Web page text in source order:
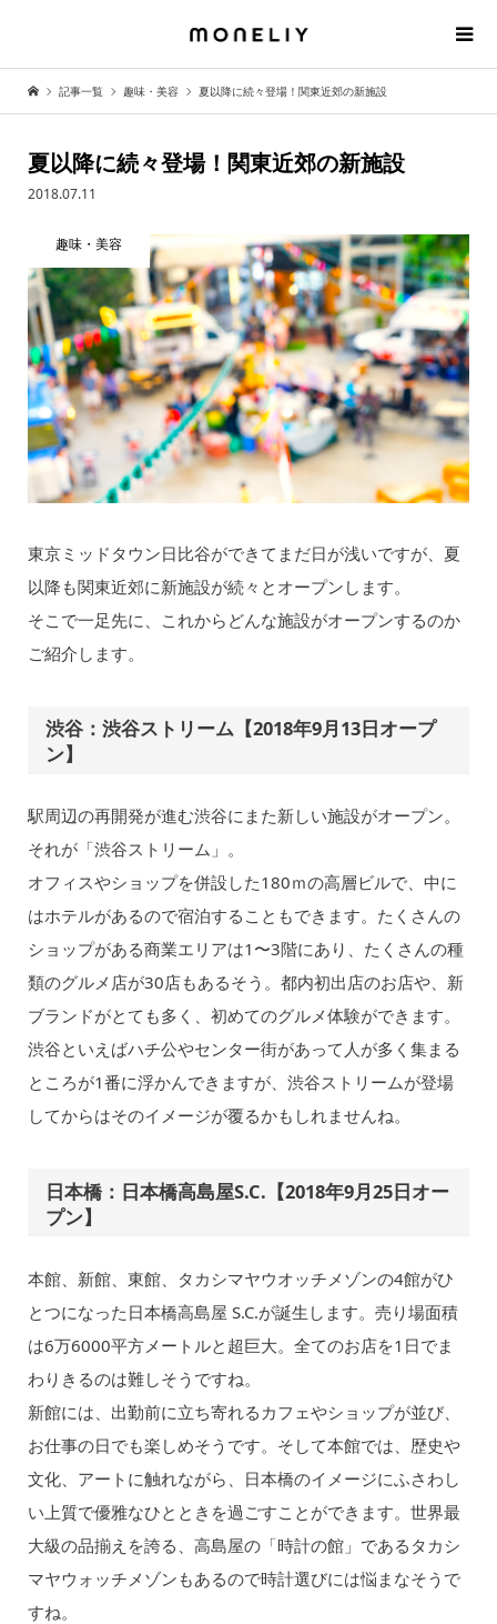
記事一覧 趣味・美容 夏以降に続々登場！関東近郊の新施設
夏以降に続々登場！関東近郊の新施設
2018.07.11
趣味・美容
東京ミッドタウン日比谷ができてまだ日が浅いですが、夏
以降も関東近郊に新施設が続々とオープンします。
そこで一足先に、これからどんな施設がオープンするのか
ご紹介します。
渋谷：渋谷ストリーム【2018年9月13日オープ
ン】
駅周辺の再開発が進む渋谷にまた新しい施設がオープン。
それが「渋谷ストリーム」。
オフィスやショップを併設した180ｍの高層ビルで、中に
はホテルがあるので宿泊することもできます。たくさんの
ショップがある商業エリアは1〜3階にあり、たくさんの種
類のグルメ店が30店もあるそう。都内初出店のお店や、新
ブランドがとても多く、初めてのグルメ体験ができます。
渋谷といえばハチ公やセンター街があって人が多く集まる
ところが1番に浮かんできますが、渋谷ストリームが登場
してからはそのイメージが覆るかもしれませんね。
日本橋：日本橋高島屋S.C.【2018年9月25日オー
プン】
本館、新館、東館、タカシマヤウオッチメゾンの4館がひ
とつになった日本橋高島屋 S.C.が誕生します。売り場面積
は6万6000平方メートルと超巨大。全てのお店を1日でま
わりきるのは難しそうですね。
新館には、出勤前に立ち寄れるカフェやショップが並び、
お仕事の日でも楽しめそうです。そして本館では、歴史や
文化、アートに触れながら、日本橋のイメージにふさわし
い上質で優雅なひとときを過ごすことができます。世界最
大級の品揃えを誇る、高島屋の「時計の館」であるタカシ
マヤウォッチメゾンもあるので時計選びには悩まなそうで
すね。